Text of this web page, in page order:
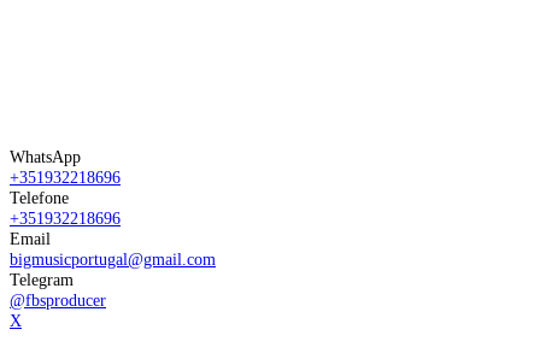
WhatsApp
+351932218696
Telefone
+351932218696
Email
bigmusicportugal@gmail.com
Telegram
@fbsproducer
X